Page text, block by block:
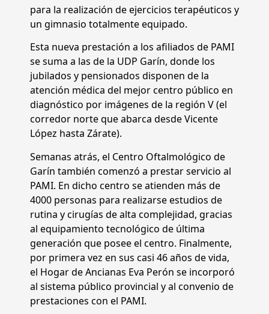
para la realización de ejercicios terapéuticos y
un gimnasio totalmente equipado.
Esta nueva prestación a los afiliados de PAMI
se suma a las de la UDP Garín, donde los
jubilados y pensionados disponen de la
atención médica del mejor centro público en
diagnóstico por imágenes de la región V (el
corredor norte que abarca desde Vicente
López hasta Zárate).
Semanas atrás, el Centro Oftalmológico de
Garín también comenzó a prestar servicio al
PAMI. En dicho centro se atienden más de
4000 personas para realizarse estudios de
rutina y cirugías de alta complejidad, gracias
al equipamiento tecnológico de última
generación que posee el centro. Finalmente,
por primera vez en sus casi 46 años de vida,
el Hogar de Ancianas Eva Perón se incorporó
al sistema público provincial y al convenio de
prestaciones con el PAMI.